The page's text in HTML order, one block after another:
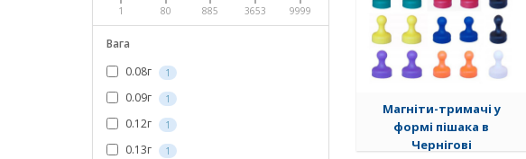
1 80 885 3653 9999
Вага
0.08г
1
0.09г 1
0.12г 1
0.13г 1
Магніти-тримачі у
формі пішака в
Чернігові